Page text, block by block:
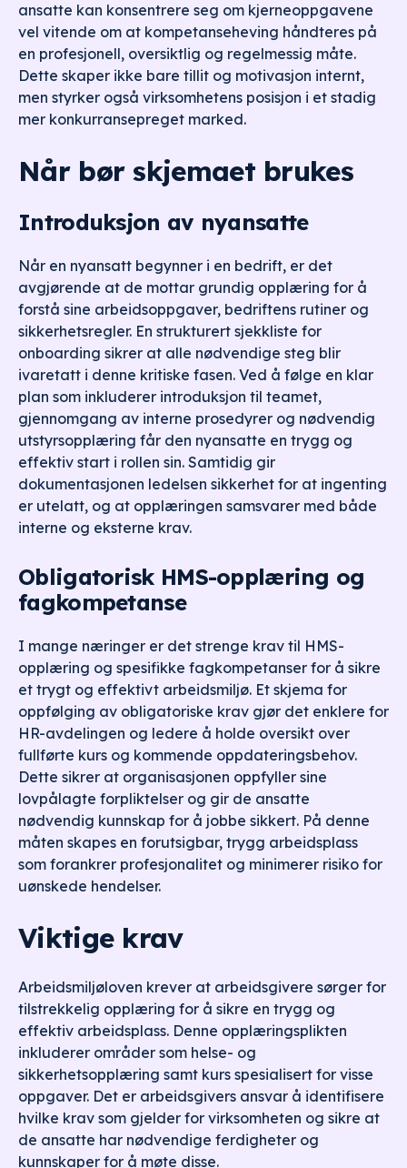
ansatte kan konsentrere seg om kjerneoppgavene
vel vitende om at kompetanseheving håndteres på
en profesjonell, oversiktlig og regelmessig måte.
Dette skaper ikke bare tillit og motivasjon internt,
men styrker også virksomhetens posisjon i et stadig
mer konkurransepreget marked.
Når bør skjemaet brukes
Introduksjon av nyansatte
Når en nyansatt begynner i en bedrift, er det
avgjørende at de mottar grundig opplæring for å
forstå sine arbeidsoppgaver, bedriftens rutiner og
sikkerhetsregler. En strukturert sjekkliste for
onboarding sikrer at alle nødvendige steg blir
ivaretatt i denne kritiske fasen. Ved å følge en klar
plan som inkluderer introduksjon til teamet,
gjennomgang av interne prosedyrer og nødvendig
utstyrsopplæring får den nyansatte en trygg og
effektiv start i rollen sin. Samtidig gir
dokumentasjonen ledelsen sikkerhet for at ingenting
er utelatt, og at opplæringen samsvarer med både
interne og eksterne krav.
Obligatorisk HMS-opplæring og
fagkompetanse
I mange næringer er det strenge krav til HMS-
opplæring og spesifikke fagkompetanser for å sikre
et trygt og effektivt arbeidsmiljø. Et skjema for
oppfølging av obligatoriske krav gjør det enklere for
HR-avdelingen og ledere å holde oversikt over
fullførte kurs og kommende oppdateringsbehov.
Dette sikrer at organisasjonen oppfyller sine
lovpålagte forpliktelser og gir de ansatte
nødvendig kunnskap for å jobbe sikkert. På denne
måten skapes en forutsigbar, trygg arbeidsplass
som forankrer profesjonalitet og minimerer risiko for
uønskede hendelser.
Viktige krav
Arbeidsmiljøloven krever at arbeidsgivere sørger for
tilstrekkelig opplæring for å sikre en trygg og
effektiv arbeidsplass. Denne opplæringsplikten
inkluderer områder som helse- og
sikkerhetsopplæring samt kurs spesialisert for visse
oppgaver. Det er arbeidsgivers ansvar å identifisere
hvilke krav som gjelder for virksomheten og sikre at
de ansatte har nødvendige ferdigheter og
kunnskaper for å møte disse.